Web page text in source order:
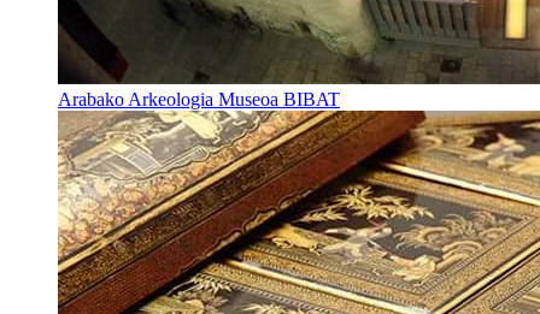
Arabako Arkeologia Museoa BIBAT